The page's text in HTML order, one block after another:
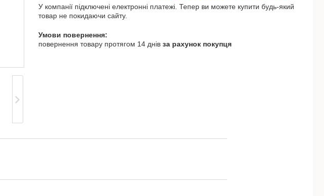
У компанії підключені електронні платежі. Тепер ви можете купити будь-який
товар не покидаючи сайту.
повернення товару протягом 14 днів за рахунок покупця